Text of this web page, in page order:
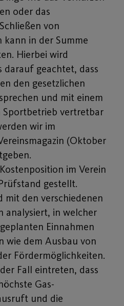
oder das
von
kann in der Summe
Hierbei wird
darauf geachtet, dass
den gesetzlichen
und mit einem
Sportbetrieb vertretbar
wir im
(Oktober
im Verein
gestellt.
mit den verschiedenen
analysiert, in welcher
Einnahmen
wie dem Ausbau von
Fördermöglichkeiten.
Fall eintreten, dass
Gas-
und die